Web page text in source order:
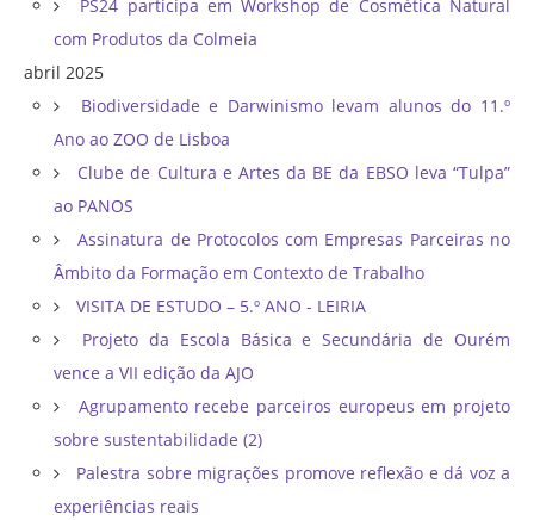
PS24 participa em Workshop de Cosmética Natural
com Produtos da Colmeia
abril 2025
Biodiversidade e Darwinismo levam alunos do 11.º
Ano ao ZOO de Lisboa
Clube de Cultura e Artes da BE da EBSO leva “Tulpa”
ao PANOS
Assinatura de Protocolos com Empresas Parceiras no
Âmbito da Formação em Contexto de Trabalho
VISITA DE ESTUDO – 5.º ANO - LEIRIA
Projeto da Escola Básica e Secundária de Ourém
vence a VII edição da AJO
Agrupamento recebe parceiros europeus em projeto
sobre sustentabilidade (2)
Palestra sobre migrações promove reflexão e dá voz a
experiências reais